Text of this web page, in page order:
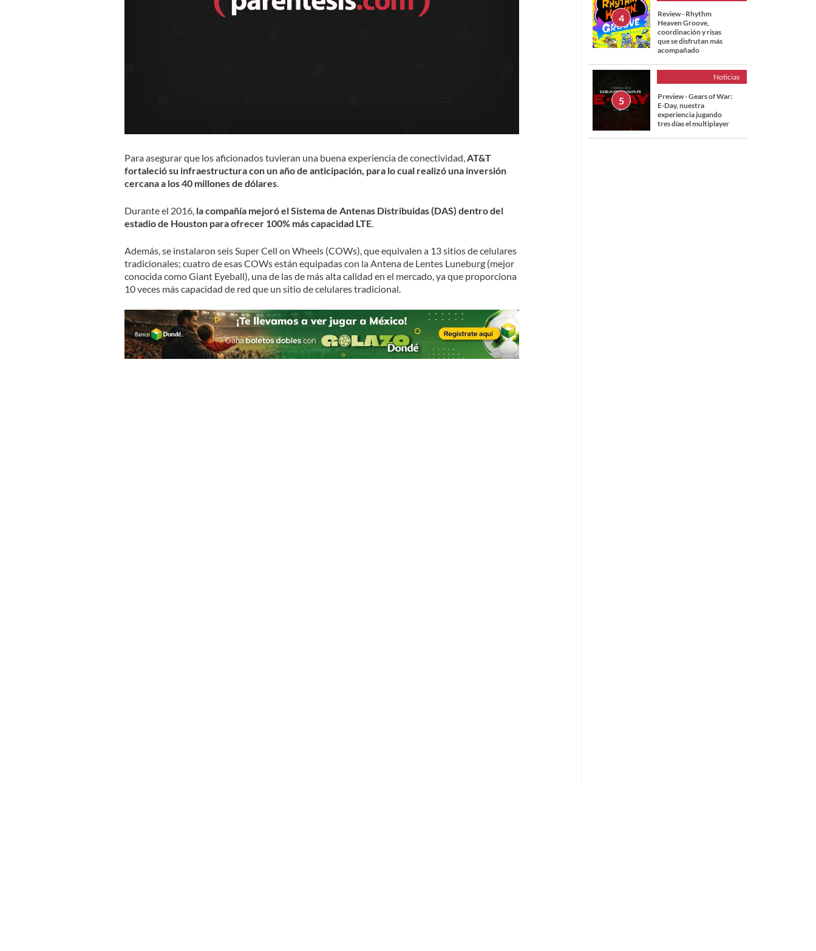
Para asegurar que los aficionados tuvieran una buena experiencia de conectividad, AT&T
fortaleció su infraestructura con un año de anticipación, para lo cual realizó una inversión
cercana a los 40 millones de dólares.
Durante el 2016, la compañía mejoró el Sistema de Antenas Distribuidas (DAS) dentro del
estadio de Houston para ofrecer 100% más capacidad LTE.
Además, se instalaron seis Super Cell on Wheels (COWs), que equivalen a 13 sitios de celulares
tradicionales; cuatro de esas COWs están equipadas con la Antena de Lentes Luneburg (mejor
conocida como Giant Eyeball), una de las de más alta calidad en el mercado, ya que proporciona
10 veces más capacidad de red que un sitio de celulares tradicional.
Review - Rhythm
Heaven Groove,
coordinación y risas
que se disfrutan más
acompañado
Noticias
Preview - Gears of War:
E-Day, nuestra
experiencia jugando
tres días el multiplayer